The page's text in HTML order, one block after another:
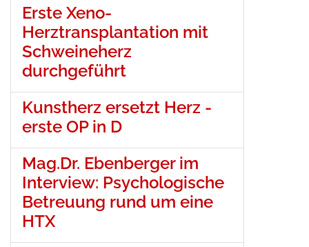
Erste Xeno-
Herztransplantation mit
Schweineherz
durchgeführt
Kunstherz ersetzt Herz -
erste OP in D
Mag.Dr. Ebenberger im
Interview: Psychologische
Betreuung rund um eine
HTX